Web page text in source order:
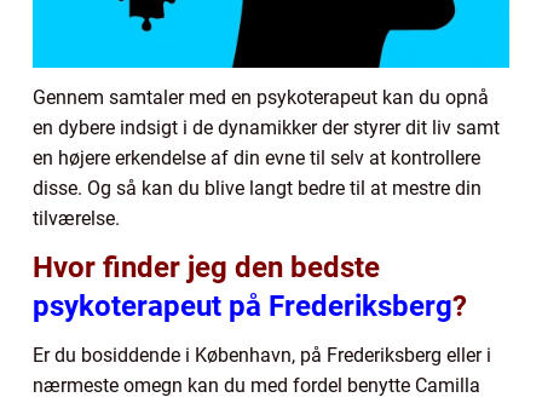
Gennem samtaler med en psykoterapeut kan du opnå
en dybere indsigt i de dynamikker der styrer dit liv samt
en højere erkendelse af din evne til selv at kontrollere
disse. Og så kan du blive langt bedre til at mestre din
tilværelse.
Hvor finder jeg den bedste
psykoterapeut på Frederiksberg?
Er du bosiddende i København, på Frederiksberg eller i
nærmeste omegn kan du med fordel benytte Camilla